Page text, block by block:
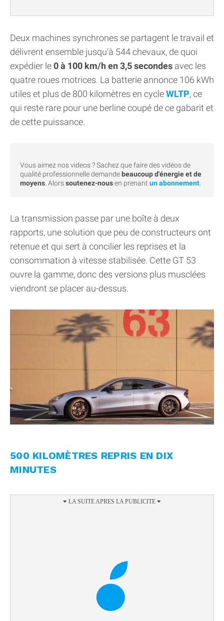
Deux machines synchrones se partagent le travail et
délivrent ensemble jusqu'à 544 chevaux, de quoi
expédier le0 à 100 km/h en 3,5 secondes avec les
quatre roues motrices. La batterie annonce 106 kWh
utiles et plus de 800 kilomètres en cycleWLTP, ce
qui reste rare pour une berline coupé de ce gabarit et
de cette puissance.
Vous aimez nos videos ? Sachez que faire des vidéos de
qualité professionnelle demandebeaucoup d'énergie et de
moyens . Alorssoutenez-nousen prenant un abonnement
La transmission passe par une boîte à deux
rapports, une solution que peu de constructeurs ont
retenue et qui sert à concilier les reprises et la
consommation à vitesse stabilisée. Cette GT 53
ouvre la gamme, donc des versions plus musclées
viendront se placer au-dessus.
500 KILOMÈTRES REPRIS EN DIX
MINUTES